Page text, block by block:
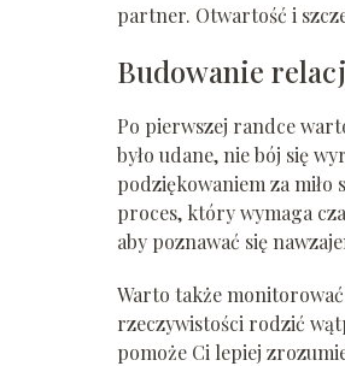
partner. Otwartość i
Budowanie
Po pierwszej randce
było udane, nie bój się
podziękowaniem za
proces, który wymaga
aby poznawać się
Warto także
rzeczywistości rodzić
pomoże Ci lepiej